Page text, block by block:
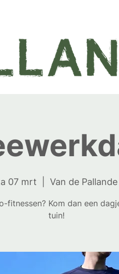
07 mrt Van de Pallande
fitnessen? Kom dan een
tuin!